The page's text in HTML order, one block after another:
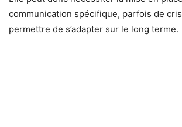
communication spécifique, parfois de
permettre de s’adapter sur le long terme.